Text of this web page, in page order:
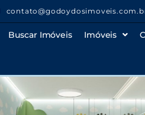
Buscar Imóveis Imóveis